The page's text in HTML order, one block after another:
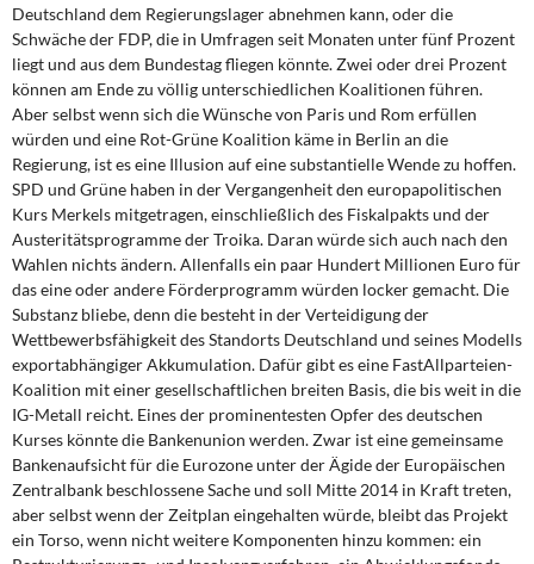
Deutschland dem Regierungslager abnehmen kann, oder die
Schwäche der FDP, die in Umfragen seit Monaten unter fünf Prozent
liegt und aus dem Bundestag fliegen könnte. Zwei oder drei Prozent
können am Ende zu völlig unterschiedlichen Koalitionen führen.
Aber selbst wenn sich die Wünsche von Paris und Rom erfüllen
würden und eine Rot-Grüne Koalition käme in Berlin an die
Regierung, ist es eine Illusion auf eine substantielle Wende zu hoffen.
SPD und Grüne haben in der Vergangenheit den europapolitischen
Kurs Merkels mitgetragen, einschließlich des Fiskalpakts und der
Austeritätsprogramme der Troika. Daran würde sich auch nach den
Wahlen nichts ändern. Allenfalls ein paar Hundert Millionen Euro für
das eine oder andere Förderprogramm würden locker gemacht. Die
Substanz bliebe, denn die besteht in der Verteidigung der
Wettbewerbsfähigkeit des Standorts Deutschland und seines Modells
exportabhängiger Akkumulation. Dafür gibt es eine FastAllparteien-
Koalition mit einer gesellschaftlichen breiten Basis, die bis weit in die
IG-Metall reicht. Eines der prominentesten Opfer des deutschen
Kurses könnte die Bankenunion werden. Zwar ist eine gemeinsame
Bankenaufsicht für die Eurozone unter der Ägide der Europäischen
Zentralbank beschlossene Sache und soll Mitte 2014 in Kraft treten,
aber selbst wenn der Zeitplan eingehalten würde, bleibt das Projekt
ein Torso, wenn nicht weitere Komponenten hinzu kommen: ein